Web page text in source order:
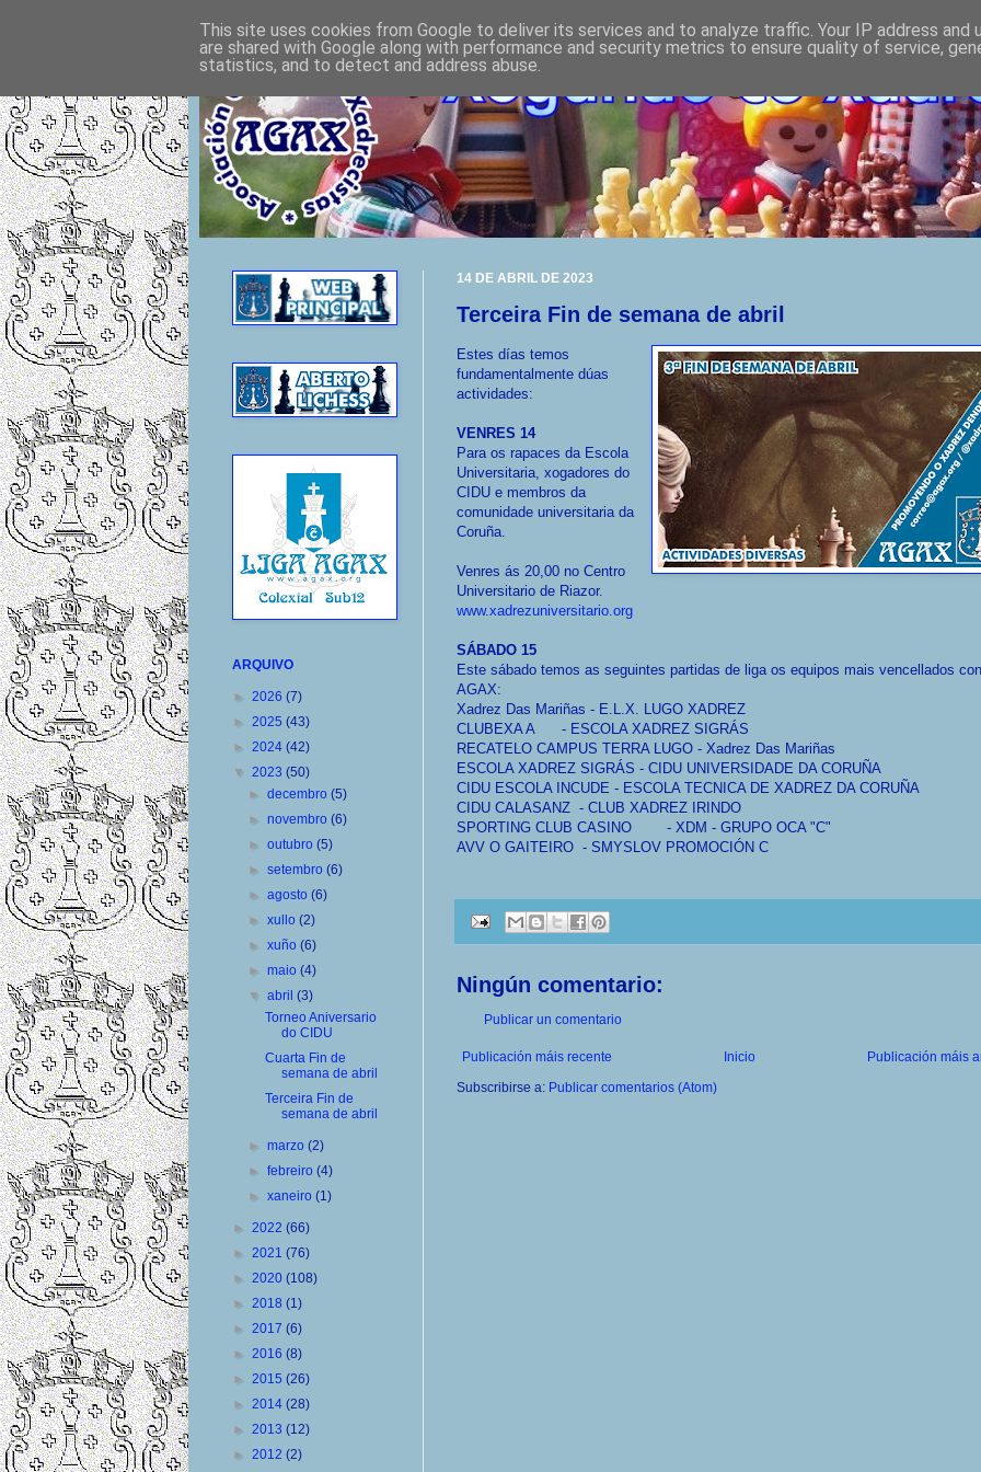
14 DE ABRIL DE 2023
Terceira Fin de semana de abril
Estes días temos
fundamentalmente dúas
actividades:
VENRES 14
Para os rapaces da Escola
Universitaria, xogadores do
CIDU e membros da
comunidade universitaria da
Coruña.
Venres ás 20,00 no Centro
Universitario de Riazor.
www.xadrezuniversitario.org
SÁBADO 15
Este sábado temos as seguintes partidas de liga os equipos mais vencellados con
AGAX:
Xadrez Das Mariñas - E.L.X. LUGO XADREZ
CLUBEXA A
- ESCOLA XADREZ SIGRÁS
RECATELO CAMPUS TERRA LUGO - Xadrez Das Mariñas
ESCOLA XADREZ SIGRÁS - CIDU UNIVERSIDADE DA CORUÑA
CIDU ESCOLA INCUDE - ESCOLA TECNICA DE XADREZ DA CORUÑA
CIDU CALASANZ - CLUB XADREZ IRINDO
SPORTING CLUB CASINO
- XDM - GRUPO OCA "C"
AVV O GAITEIRO - SMYSLOV PROMOCIÓN C
Ningún comentario:
Publicar un comentario
Publicación máis recente Publicación máis
Inicio
Subscribirse a: Publicar comentarios (Atom)
ARQUIVO
► 2026 (7)
► 2025 (43)
► 2024 (42)
▼ 2023 (50)
►decembro(5)
►novembro(6)
►outubro(5)
►setembro(6)
►agosto(6)
►xullo(2)
►xuño(6)
►maio(4)
▼abril(3)
Torneo Aniversario
do CIDU
Cuarta Fin de
semana de abril
Terceira Fin de
semana de abril
►marzo(2)
►febreiro(4)
►xaneiro(1)
► 2022 (66)
► 2021 (76)
► 2020 (108)
► 2018 (1)
► 2017 (6)
► 2016 (8)
► 2015 (26)
► 2014 (28)
► 2013 (12)
► 2012 (2)
This site uses cookies from Google to deliver its services and to analyze traffic. Your IP address and
are shared with Google along with performance and security metrics to ensure quality of service,
statistics, and to detect and address abuse.